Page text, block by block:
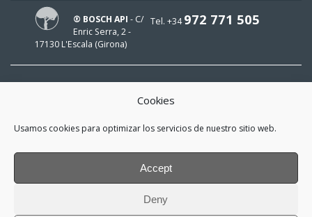
Cookies
Usamos cookies para optimizar los servicios de nuestro sitio web.
Accept
Deny
Tel. +34972 771 505
® BOSCH API - C/
Enric Serra, 2 -
17130 L'Escala (Girona)
¡Mi e-mail es
y me interesa estar al día!
*He leído y acepto lapolítica de